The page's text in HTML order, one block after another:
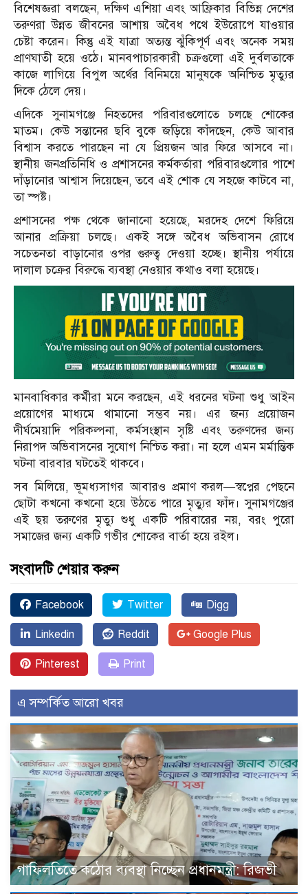
বিশেষজ্ঞরা বলছেন, দক্ষিণ এশিয়া এবং আফ্রিকার বিভিন্ন দেশের
তরুণরা উন্নত জীবনের আশায় অবৈধ পথে ইউরোপে যাওয়ার
চেষ্টা করেন। কিন্তু এই যাত্রা অত্যন্ত ঝুঁকিপূর্ণ এবং অনেক সময়
প্রাণঘাতী হয়ে ওঠে। মানবপাচারকারী চক্রগুলো এই দুর্বলতাকে
কাজে লাগিয়ে বিপুল অর্থের বিনিময়ে মানুষকে অনিশ্চিত মৃত্যুর
দিকে ঠেলে দেয়।
এদিকে সুনামগঞ্জে নিহতদের পরিবারগুলোতে চলছে শোকের
মাতম। কেউ সন্তানের ছবি বুকে জড়িয়ে কাঁদছেন, কেউ আবার
বিশ্বাস করতে পারছেন না যে প্রিয়জন আর ফিরে আসবে না।
স্থানীয় জনপ্রতিনিধি ও প্রশাসনের কর্মকর্তারা পরিবারগুলোর পাশে
দাঁড়ানোর আশ্বাস দিয়েছেন, তবে এই শোক যে সহজে কাটবে না,
তা স্পষ্ট।
প্রশাসনের পক্ষ থেকে জানানো হয়েছে, মরদেহ দেশে ফিরিয়ে
আনার প্রক্রিয়া চলছে। একই সঙ্গে অবৈধ অভিবাসন রোধে
সচেতনতা বাড়ানোর ওপর গুরুত্ব দেওয়া হচ্ছে। স্থানীয় পর্যায়ে
দালাল চক্রের বিরুদ্ধে ব্যবস্থা নেওয়ার কথাও বলা হয়েছে।
মানবাধিকার কর্মীরা মনে করছেন, এই ধরনের ঘটনা শুধু আইন
প্রয়োগের মাধ্যমে থামানো সম্ভব নয়। এর জন্য প্রয়োজন
দীর্ঘমেয়াদি পরিকল্পনা, কর্মসংস্থান সৃষ্টি এবং তরুণদের জন্য
নিরাপদ অভিবাসনের সুযোগ নিশ্চিত করা। না হলে এমন মর্মান্তিক
ঘটনা বারবার ঘটতেই থাকবে।
সব মিলিয়ে,ভূমধ্যসাগর আবারও প্রমাণ করল—স্বপ্নের পেছনে
ছোটা কখনো কখনো হয়ে উঠতে পারে মৃত্যুর ফাঁদ। সুনামগঞ্জের
এই ছয় তরুণের মৃত্যু শুধু একটি পরিবারের নয়, বরং পুরো
সমাজের জন্য একটি গভীর শোকের বার্তা হয়ে রইল।
সংবাদটি শেয়ার করুন
Facebook Twitter Digg
Linkedin Reddit Google Plus
Pinterest Print
এ সম্পর্কিত আরো খবর
গাফিলতিতে কঠোর ব্যবস্থা নিচ্ছেন প্রধানমন্ত্রী: রিজভী